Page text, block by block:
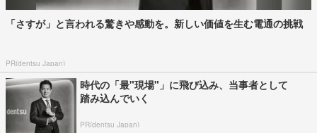
「さすが」と言われる驚きや感動を。新しい価値を生む電通の挑戦
PR(dentsu Japan)
時代の「最"現場"」に飛び込み、当事者として
踏み込んでいく
PR(dentsu Japan)